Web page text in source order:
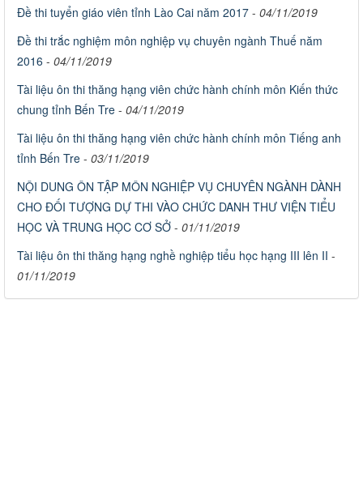
Đề thi tuyển giáo viên tỉnh Lào Cai năm 2017 - 04/11/2019
Đề thi trắc nghiệm môn nghiệp vụ chuyên ngành Thuế năm
2016 - 04/11/2019
Tài liệu ôn thi thăng hạng viên chức hành chính môn Kiến thức
chung tỉnh Bến Tre - 04/11/2019
Tài liệu ôn thi thăng hạng viên chức hành chính môn Tiếng anh
tỉnh Bến Tre - 03/11/2019
NỘI DUNG ÔN TẬP MÔN NGHIỆP VỤ CHUYÊN NGÀNH DÀNH
CHO ĐỐI TƯỢNG DỰ THI VÀO CHỨC DANH THƯ VIỆN TIỂU
HỌC VÀ TRUNG HỌC CƠ SỞ - 01/11/2019
Tài liệu ôn thi thăng hạng nghề nghiệp tiểu học hạng III lên II -
01/11/2019